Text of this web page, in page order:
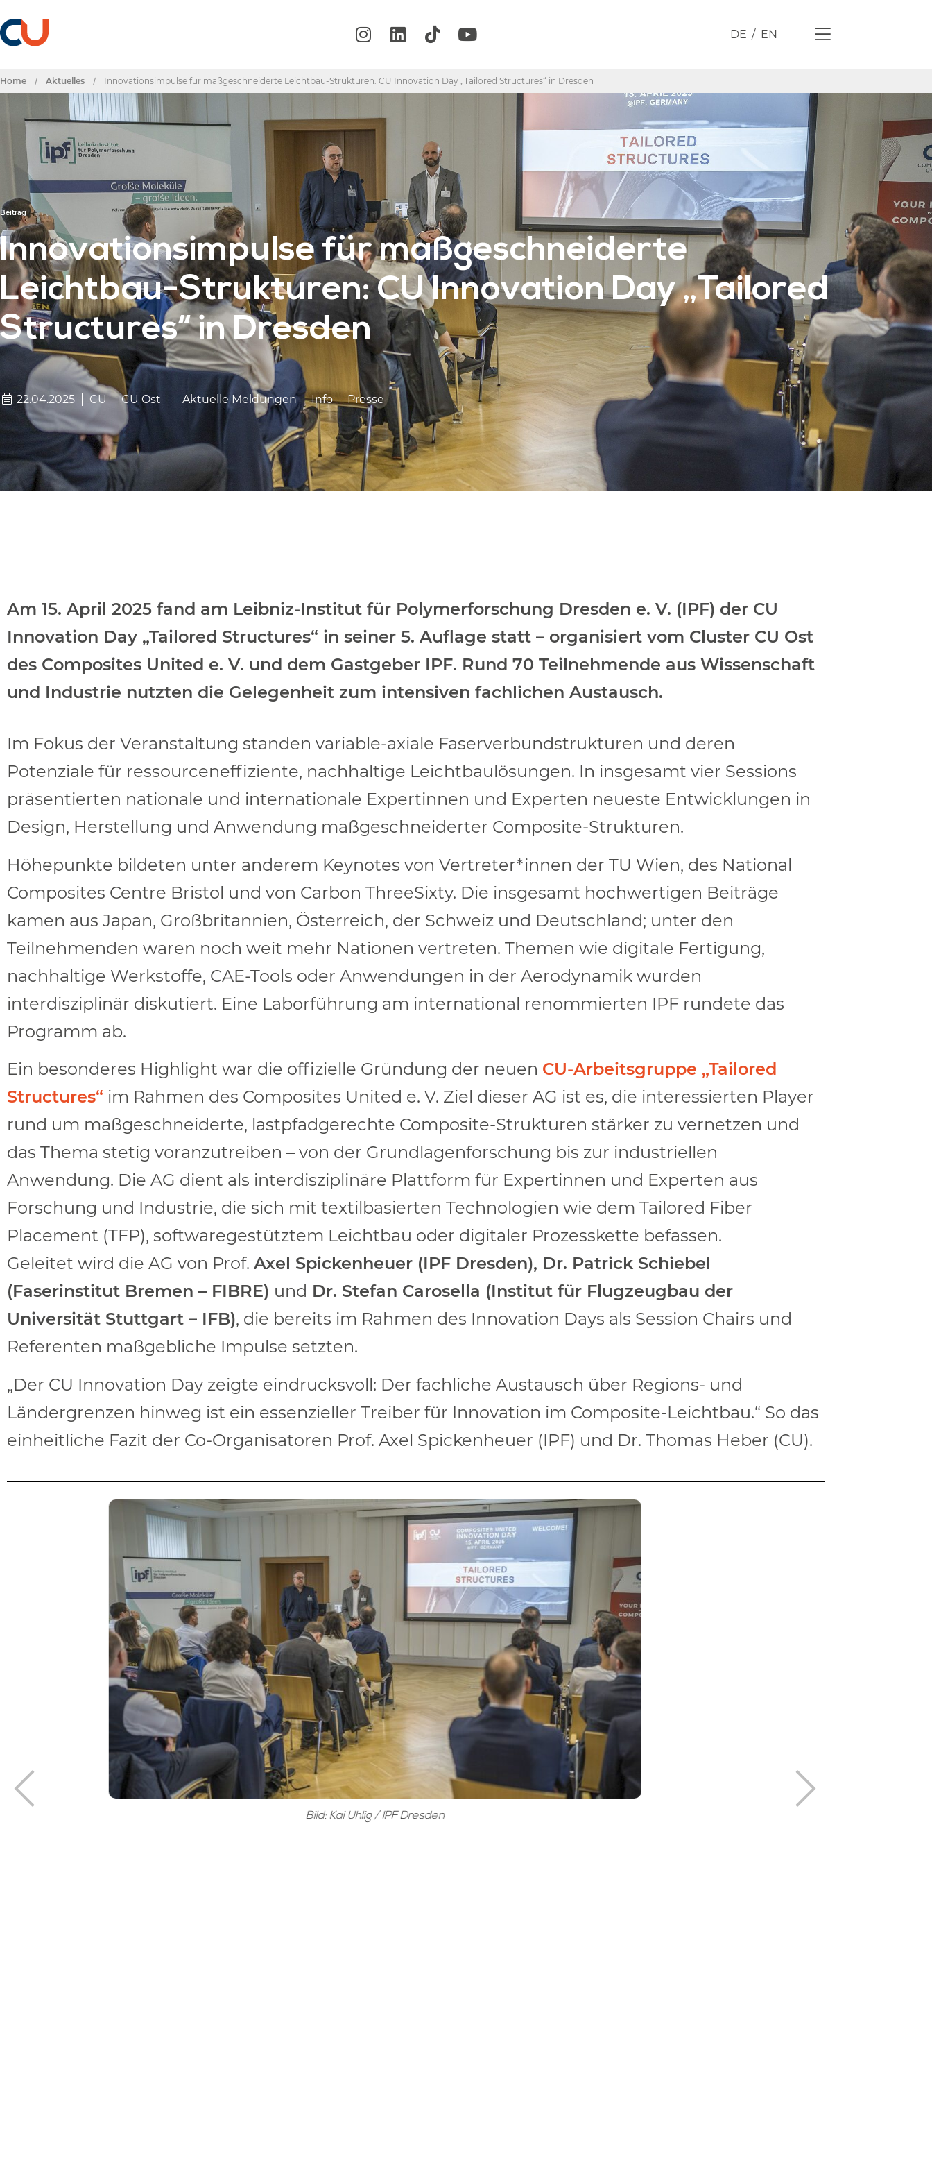
DE EN
Home / Aktuelles / Innovationsimpulse für maßgeschneiderte Leichtbau-Strukturen: CU Innovation Day „Tailored Structures“ in Dresden
Beitrag
Innovationsimpulse für maßgeschneiderte
Leichtbau-Strukturen: CU Innovation Day „Tailored
Structures“ in Dresden
22.04.2025 CU CU Ost Aktuelle Meldungen Info Presse
Am 15. April 2025 fand am Leibniz-Institut für Polymerforschung Dresden e. V. (IPF) der CU
Innovation Day „Tailored Structures“ in seiner 5. Auflage statt – organisiert vom Cluster CU Ost
des Composites United e. V. und dem Gastgeber IPF. Rund 70 Teilnehmende aus Wissenschaft
und Industrie nutzten die Gelegenheit zum intensiven fachlichen Austausch.
Im Fokus der Veranstaltung standen variable-axiale Faserverbundstrukturen und deren
Potenziale für ressourceneffiziente, nachhaltige Leichtbaulösungen. In insgesamt vier Sessions
präsentierten nationale und internationale Expertinnen und Experten neueste Entwicklungen in
Design, Herstellung und Anwendung maßgeschneiderter Composite-Strukturen.
Höhepunkte bildeten unter anderem Keynotes von Vertreter*innen der TU Wien, des National
Composites Centre Bristol und von Carbon ThreeSixty. Die insgesamt hochwertigen Beiträge
kamen aus Japan, Großbritannien, Österreich, der Schweiz und Deutschland; unter den
Teilnehmenden waren noch weit mehr Nationen vertreten. Themen wie digitale Fertigung,
nachhaltige Werkstoffe, CAE-Tools oder Anwendungen in der Aerodynamik wurden
interdisziplinär diskutiert. Eine Laborführung am international renommierten IPF rundete das
Programm ab.
Ein besonderes Highlight war die offizielle Gründung der neuen CU-Arbeitsgruppe „Tailored
Structures“ im Rahmen des Composites United e. V. Ziel dieser AG ist es, die interessierten Player
rund um maßgeschneiderte, lastpfadgerechte Composite-Strukturen stärker zu vernetzen und
das Thema stetig voranzutreiben – von der Grundlagenforschung bis zur industriellen
Anwendung. Die AG dient als interdisziplinäre Plattform für Expertinnen und Experten aus
Forschung und Industrie, die sich mit textilbasierten Technologien wie dem Tailored Fiber
Placement (TFP), softwaregestütztem Leichtbau oder digitaler Prozesskette befassen.
Geleitet wird die AG von Prof. Axel Spickenheuer (IPF Dresden), Dr. Patrick Schiebel
(Faserinstitut Bremen – FIBRE) und Dr. Stefan Carosella (Institut für Flugzeugbau der
Universität Stuttgart – IFB), die bereits im Rahmen des Innovation Days als Session Chairs und
Referenten maßgebliche Impulse setzten.
„Der CU Innovation Day zeigte eindrucksvoll: Der fachliche Austausch über Regions- und
Ländergrenzen hinweg ist ein essenzieller Treiber für Innovation im Composite-Leichtbau.“ So das
einheitliche Fazit der Co-Organisatoren Prof. Axel Spickenheuer (IPF) und Dr. Thomas Heber (CU).
Bild: Kai Uhlig / IPF Dresden